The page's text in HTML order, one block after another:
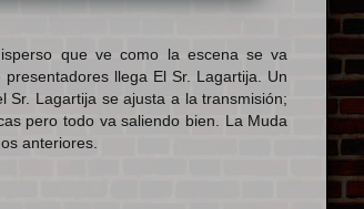
que ve como la escena se va
llega El Sr. Lagartija. Un
Lagartija se ajusta a la transmisión;
pero todo va saliendo bien. La Muda
anteriores.